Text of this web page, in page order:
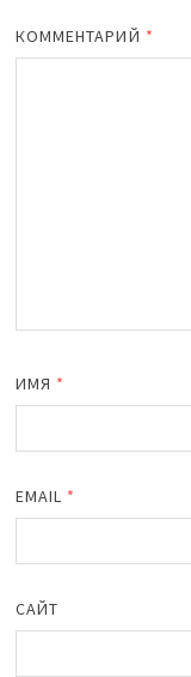
КОММЕНТАРИЙ *
ИМЯ *
EMAIL *
САЙТ